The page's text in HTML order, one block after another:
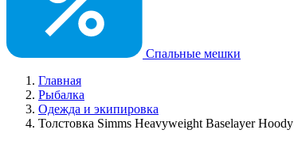
Спальные мешки
Главная
Рыбалка
Одежда и экипировка
Толстовка Simms Heavyweight Baselayer Hoody